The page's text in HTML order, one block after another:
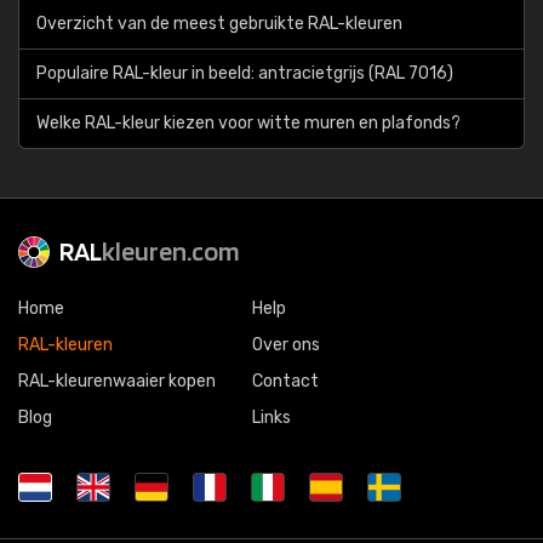
Overzicht van de meest gebruikte RAL-kleuren
Populaire RAL-kleur in beeld: antracietgrijs (RAL 7016)
Welke RAL-kleur kiezen voor witte muren en plafonds?
RALkleuren.com
Home
RAL-kleuren
RAL-kleurenwaaier kopen
Blog
Help
Over ons
Contact
Links